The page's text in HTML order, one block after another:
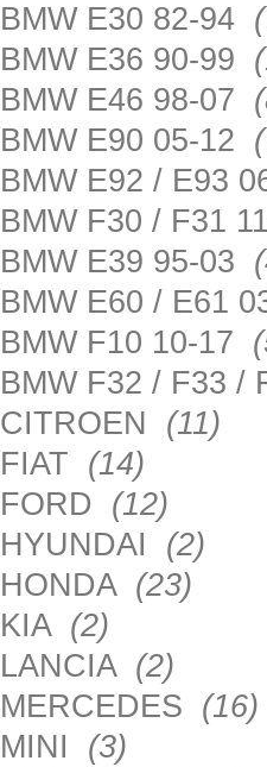
BMW E30 82-94
BMW E36 90-99
BMW E46 98-07
BMW E90 05-12
BMW E92 / E93
BMW F30 / F31
BMW E39 95-03
BMW E60 / E61
BMW F10 10-17
BMW F32 / F33 /
CITROEN (11)
FIAT (14)
FORD (12)
HYUNDAI (2)
HONDA (23)
KIA (2)
LANCIA (2)
MERCEDES (16)
MINI (3)